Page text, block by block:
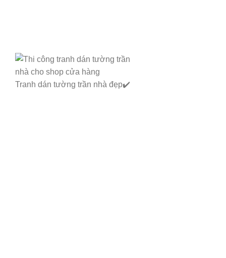
Tranh dán tường trần nhà đẹp✔️